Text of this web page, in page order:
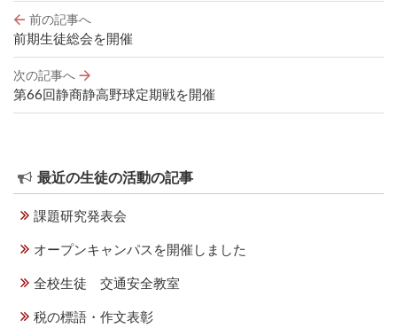
投
稿
ナ
ビ
ゲ
ー
ン
前の記事へ
前期生徒総会を開催
次の記事へ
第66回静商静高野球定期戦を開催
最近の生徒の活動の記事
課題研究発表会
オープンキャンパスを開催しました
全校生徒 交通安全教室
税の標語・作文表彰